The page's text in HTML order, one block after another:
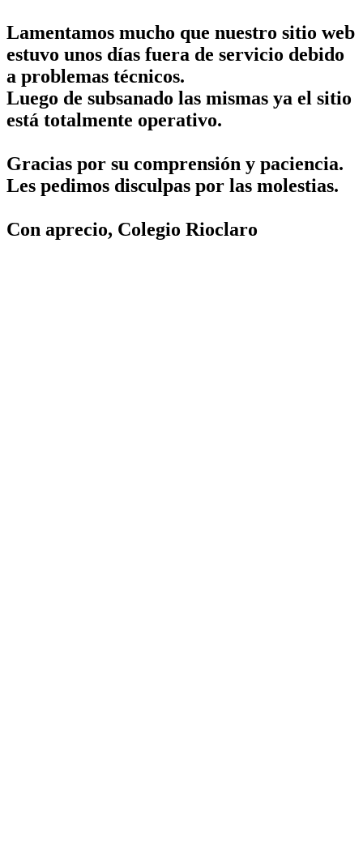
Lamentamos mucho que nuestro sitio web
estuvo unos días fuera de servicio debido
a problemas técnicos.
Luego de subsanado las mismas ya el sitio
está totalmente operativo.
Gracias por su comprensión y paciencia.
Les pedimos disculpas por las molestias.
Con aprecio, Colegio Rioclaro